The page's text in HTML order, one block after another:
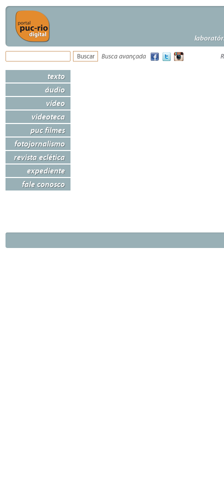
Busca avançada
texto
áudio
vídeo
videoteca
puc filmes
fotojornalismo
revista eclética
expediente
fale conosco